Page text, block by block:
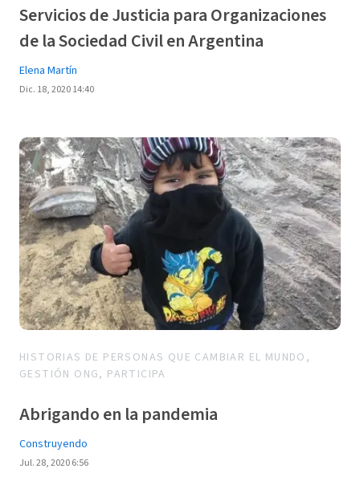
Servicios de Justicia para Organizaciones
de la Sociedad Civil en Argentina
Elena Martín
Dic. 18, 2020 14:40
HISTORIAS DE PERSONAS QUE CAMBIAR EL MUNDO,
GESTIÓN ONG, PARTICIPA
Abrigando en la pandemia
Construyendo
Jul. 28, 2020 6:56